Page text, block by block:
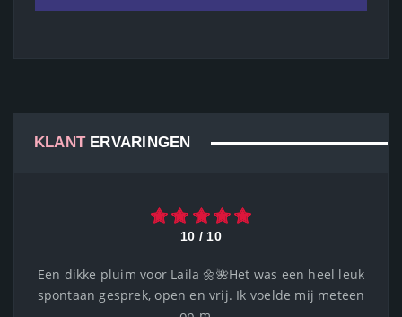
KLANTERVARINGEN
10 / 10
Een dikke pluim voor Laila 🌼🌺Het was een heel leuk
spontaan gesprek, open en vrij. Ik voelde mij meteen